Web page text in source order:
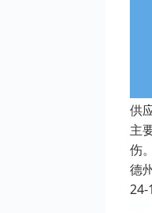
供
主
伤
德
24-